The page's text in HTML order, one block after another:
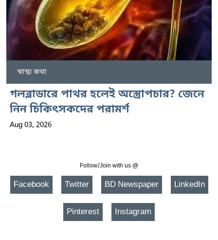
স্বাস্থ্য কথা
গলব্লাডারে পাথর হলেই অস্ত্রোপচার? জেনে
নিন চিকিৎসকদের পরামর্শ
Aug 03, 2026
Follow/Join with us @
Facebook Twitter BD Newspaper LinkedIn
Pinterest Instagram